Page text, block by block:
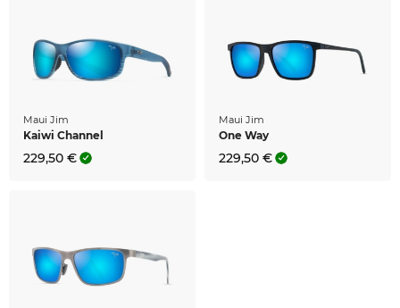
Maui Jim
Kaiwi Channel
229,50 €
Maui Jim
One Way
229,50 €